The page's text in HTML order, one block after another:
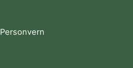
Personvern